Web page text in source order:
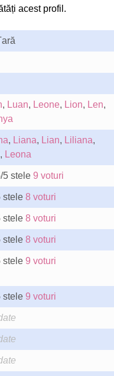
acest profil.
, Luan, Leone, Lion, Len,
, Liana, Lian, Liliana,
, Leona
5 stele 9 voturi
stele 8 voturi
stele 8 voturi
stele 8 voturi
stele 9 voturi
stele 9 voturi